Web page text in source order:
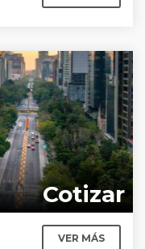
Cotizar
VER MÁS